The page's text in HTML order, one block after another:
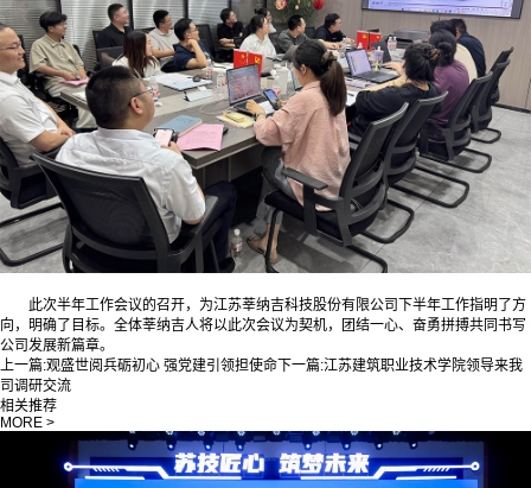
此次半年工作会议的召开，为江苏莘纳吉科技股份有限公司下半年工作指明了方
向，明确了目标。全体莘纳吉人将以此次会议为契机，团结一心、奋勇拼搏共同书写
公司发展新篇章。
上一篇:观盛世阅兵砺初心 强党建引领担使命下一篇:江苏建筑职业技术学院领导来我
司调研交流
相关推荐
MORE >